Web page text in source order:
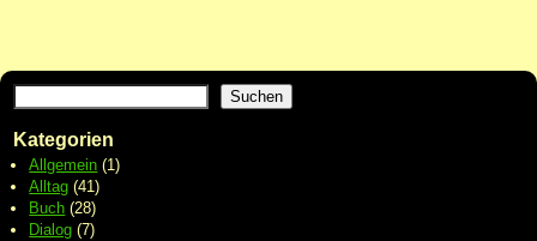
Suchen
Kategorien
Allgemein (1)
Alltag (41)
Buch (28)
Dialog (7)